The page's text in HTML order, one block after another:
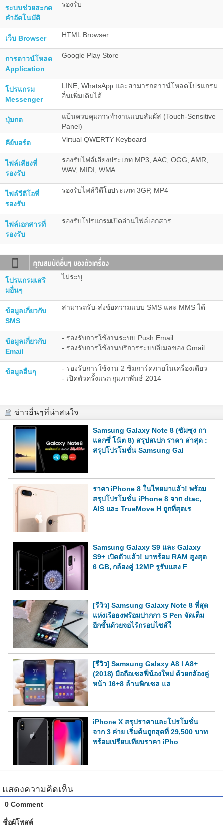
ระบบช่วยสะกด
คำอัตโนมัติ
รองรับ
เว็บ Browser HTML Browser
การดาวน์โหลด
Application
Google Play Store
โปรแกรม
Messenger
LINE, WhatsApp และสามารถดาวน์โหลดโปรแกรม
อื่นเพิ่มเติมได้
ปุ่มกด
แป้นควบคุมการทำงานแบบสัมผัส (Touch-Sensitive
Panel)
คีย์บอร์ด Virtual QWERTY Keyboard
ไฟล์เสียงที่
รองรับ
รองรับไฟล์เสียงประเภท MP3, AAC, OGG, AMR,
WAV, MIDI, WMA
ไฟล์วีดีโอที่
รองรับ
รองรับไฟล์วีดีโอประเภท 3GP, MP4
ไฟล์เอกสารที่
รองรับ
รองรับโปรแกรมเปิดอ่านไฟล์เอกสาร
โปรแกรมเสริ
มอื่นๆ
ไม่ระบุ
ข้อมูลเกี่ยวกับ
SMS
สามารถรับ-ส่งข้อความแบบ SMS และ MMS ได้
ข้อมูลเกี่ยวกับ
Email
- รองรับการใช้งานระบบ Push Email
- รองรับการใช้งานบริการระบบอีเมลของ Gmail
ข้อมูลอื่นๆ
- รองรับการใช้งาน 2 ซิมการ์ดภายในเครื่องเดียว
- เปิดตัวครั้งแรก กุมภาพันธ์ 2014
ข่าวอื่นๆที่น่าสนใจ
Samsung Galaxy Note 8 (ซัมซุง กา
แลกซี่ โน้ต 8) สรุปสเปก ราคา ล่าสุด :
สรุปโปรโมชั่น Samsung Gal
ราคา iPhone 8 ในไทยมาแล้ว! พร้อม
สรุปโปรโมชั่น iPhone 8 จาก dtac,
AIS และ TrueMove H ถูกที่สุดเร
Samsung Galaxy S9 และ Galaxy
S9+ เปิดตัวแล้ว! มาพร้อม RAM สูงสุด
6 GB, กล้องคู่ 12MP รูรับแสง F
[รีวิว] Samsung Galaxy Note 8 ที่สุด
แห่งเรือธงพร้อมปากกา S Pen จัดเต็ม
อีกขั้นด้วยจอไร้กรอบไซส์ใ
[รีวิว] Samsung Galaxy A8 l A8+
(2018) มือถือเซลฟี่น้องใหม่ ด้วยกล้องคู่
หน้า 16+8 ล้านพิกเซล แล
iPhone X สรุปราคาและโปรโมชั่น
จาก 3 ค่าย เริ่มต้นถูกสุดที่ 29,500 บาท
พร้อมเปรียบเทียบราคา iPho
แสดงความคิดเห็น
0 Comment
ชื่อผู้โพสต์